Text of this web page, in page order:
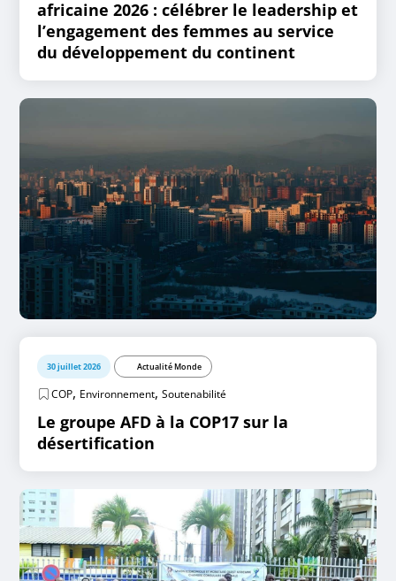
africaine 2026 : célébrer le leadership et
l’engagement des femmes au service
du développement du continent
30 juillet 2026 Actualité Monde
COP, Environnement,Soutenabilité
Le groupe AFD à la COP17 sur la
désertification